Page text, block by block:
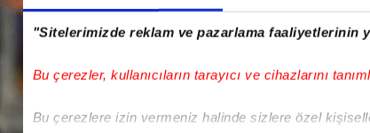
"Sitelerimizde reklam ve pazarlama faaliyetlerinin
Bu çerezler, kullanıcıların tarayıcı ve cihazlarını
Bu çerezlere izin vermeniz halinde sizlere özel